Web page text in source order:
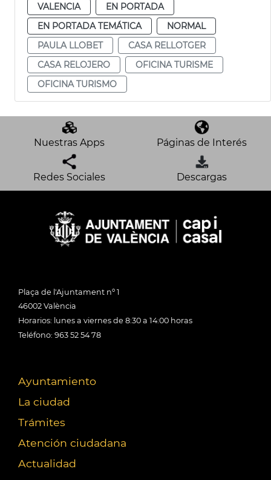
VALENCIA
EN PORTADA
EN PORTADA TEMÁTICA
NORMAL
PAULA LLOBET
CASA RELLOTGER
CASA RELOJERO
OFICINA TURISME
OFICINA TURISMO
Nuestras Apps Páginas de Interés
Redes Sociales Descargas
Plaça de l'Ajuntament nº 1
46002 València
Horarios: lunes a viernes de 8:30 a 14:00 horas
Teléfono: 963 52 54 78
Ayuntamiento
La ciudad
Trámites
Atención ciudadana
Actualidad